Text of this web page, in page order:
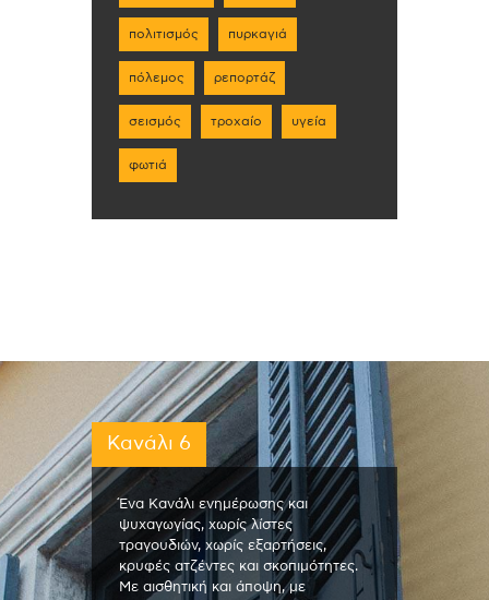
πολιτισμός πυρκαγιά
πόλεμος ρεπορτάζ
σεισμός τροχαίο υγεία
φωτιά
Κανάλι 6
Ένα Κανάλι ενημέρωσης και
ψυχαγωγίας, χωρίς λίστες
τραγουδιών, χωρίς εξαρτήσεις,
κρυφές ατζέντες και σκοπιμότητες.
Με αισθητική και άποψη, με